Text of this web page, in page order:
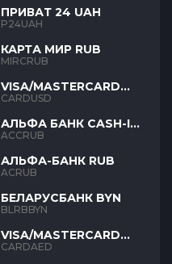
ПРИВАТ 24 UAH
P24UAH
КАРТА МИР RUB
MIRCRUB
VISA/MASTERCARD
USD
CARDUSD
АЛЬФА БАНК CASH-IN
RUB
ACCRUB
АЛЬФА-БАНК RUB
ACRUB
БЕЛАРУСБАНК BYN
BLRBBYN
VISA/MASTERCARD
AED
CARDAED